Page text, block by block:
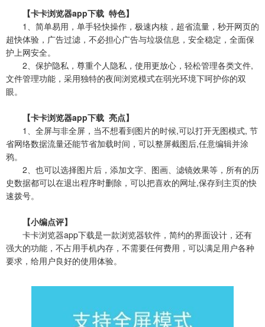
【卡卡浏览器app下载 特色】
1、简单易用，单手轻快操作，极速内核，超省流量，秒开网页的
超快体验，广告过滤，不必担心广告与垃圾信息，安全稳定，全面保
护上网安全。
2、保护隐私，尊重个人隐私，使用更放心，轻松管理各类文件,
文件管理功能，采用独特的夜间浏览模式在弱光环境下呵护你的双
眼。
【卡卡浏览器app下载 亮点】
1、全屏与非全屏，当不想看到图片的时候,可以打开无图模式, 节
省网络数据流量还能节省加载时间，可以整屏截图后,任意编辑并涂
鸦。
2、也可以选择图片后，添加文字、图画、滤镜效果等，所有的历
史数据都可以在退出程序时删除，可以把喜欢的网址,保存到主页的快
速拨号。
【小编点评】
卡卡浏览器app下载是一款浏览器软件，简约的界面设计，还有
强大的功能，不占用手机内存，不需要任何费用，可以满足用户各种
要求，给用户良好的使用体验。